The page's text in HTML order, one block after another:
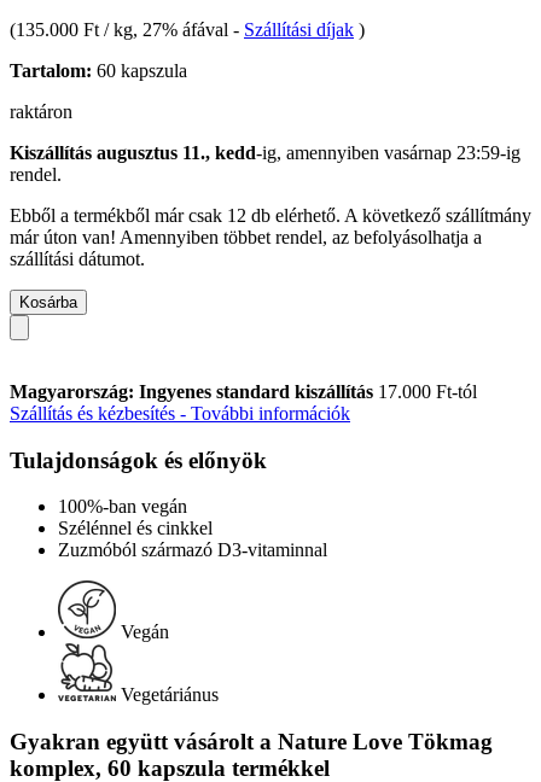
(135.000 Ft / kg, 27% áfával - Szállítási díjak )
Tartalom: 60 kapszula
raktáron
Kiszállítás augusztus 11., kedd-ig, amennyiben vasárnap 23:59-ig
rendel.
Ebből a termékből már csak 12 db elérhető. A következő szállítmány
már úton van! Amennyiben többet rendel, az befolyásolhatja a
szállítási dátumot.
Kosárba
Magyarország: Ingyenes standard kiszállítás 17.000 Ft-tól
Szállítás és kézbesítés - További információk
Tulajdonságok és előnyök
100%-ban vegán
Szélénnel és cinkkel
Zuzmóból származó D3-vitaminnal
Vegán
Vegetáriánus
Gyakran együtt vásárolt a Nature Love Tökmag
komplex, 60 kapszula termékkel